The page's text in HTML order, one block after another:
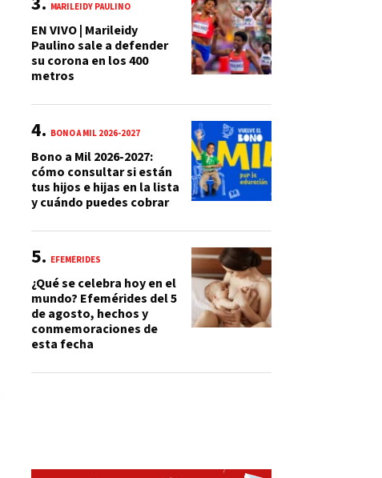
MARILEIDY PAULINO
EN VIVO | Marileidy
Paulino sale a defender
su corona en los 400
metros
BONO A MIL 2026-2027
Bono a Mil 2026-2027:
cómo consultar si están
tus hijos e hijas en la lista
y cuándo puedes cobrar
EFEMÉRIDES
¿Qué se celebra hoy en el
mundo? Efemérides del 5
de agosto, hechos y
conmemoraciones de
esta fecha